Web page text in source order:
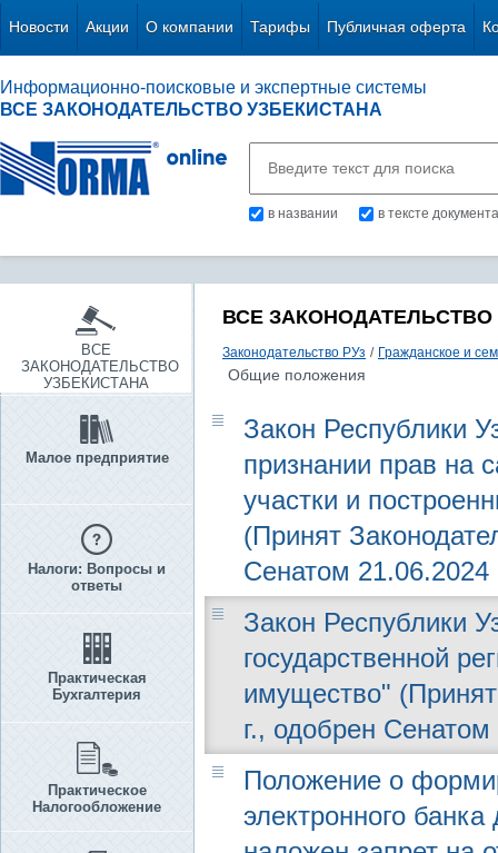
Новости Акции О компании Тарифы Публичная оферта
Информационно-поисковые и экспертные системы
ВСЕ ЗАКОНОДАТЕЛЬСТВО УЗБЕКИСТАНА
в названии в тексте документа
ВСЕ
ЗАКОНОДАТЕЛЬСТВО
УЗБЕКИСТАНА
Малое предприятие
Налоги: Вопросы и
ответы
Практическая
Бухгалтерия
Практическое
Налогообложение
ВСЕ ЗАКОНОДАТЕЛЬСТВО
Законодательство РУз / Гражданское и
Общие положения
Закон Республики
признании прав на
участки и
(Принят
Сенатом 21.06.2024
Закон Республики
государственной
имущество"
г., одобрен Сенатом
Положение о
электронного